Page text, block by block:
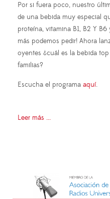
Por si fuera poco, nuestro
de una bebida muy especial
proteína, vitamina B1, B2 Y
más podemos pedir! Ahora
oyentes ¿cuál es la bebida
familias?
Escucha el programa aquí.
Leer más ...